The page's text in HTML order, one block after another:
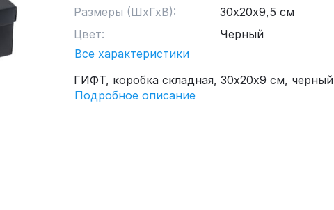
Размеры (ШхГхВ):
30х20х9,5 см
Цвет:
Черный
Все характеристики
ГИФТ, коробка складная, 30х20х9 см, черный
Подробное описание